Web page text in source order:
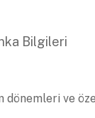
Bilgileri
dönemleri ve